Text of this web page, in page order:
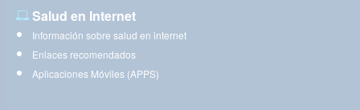
Salud en Internet
Información sobre salud en internet
Enlaces recomendados
Aplicaciones Móviles (APPS)